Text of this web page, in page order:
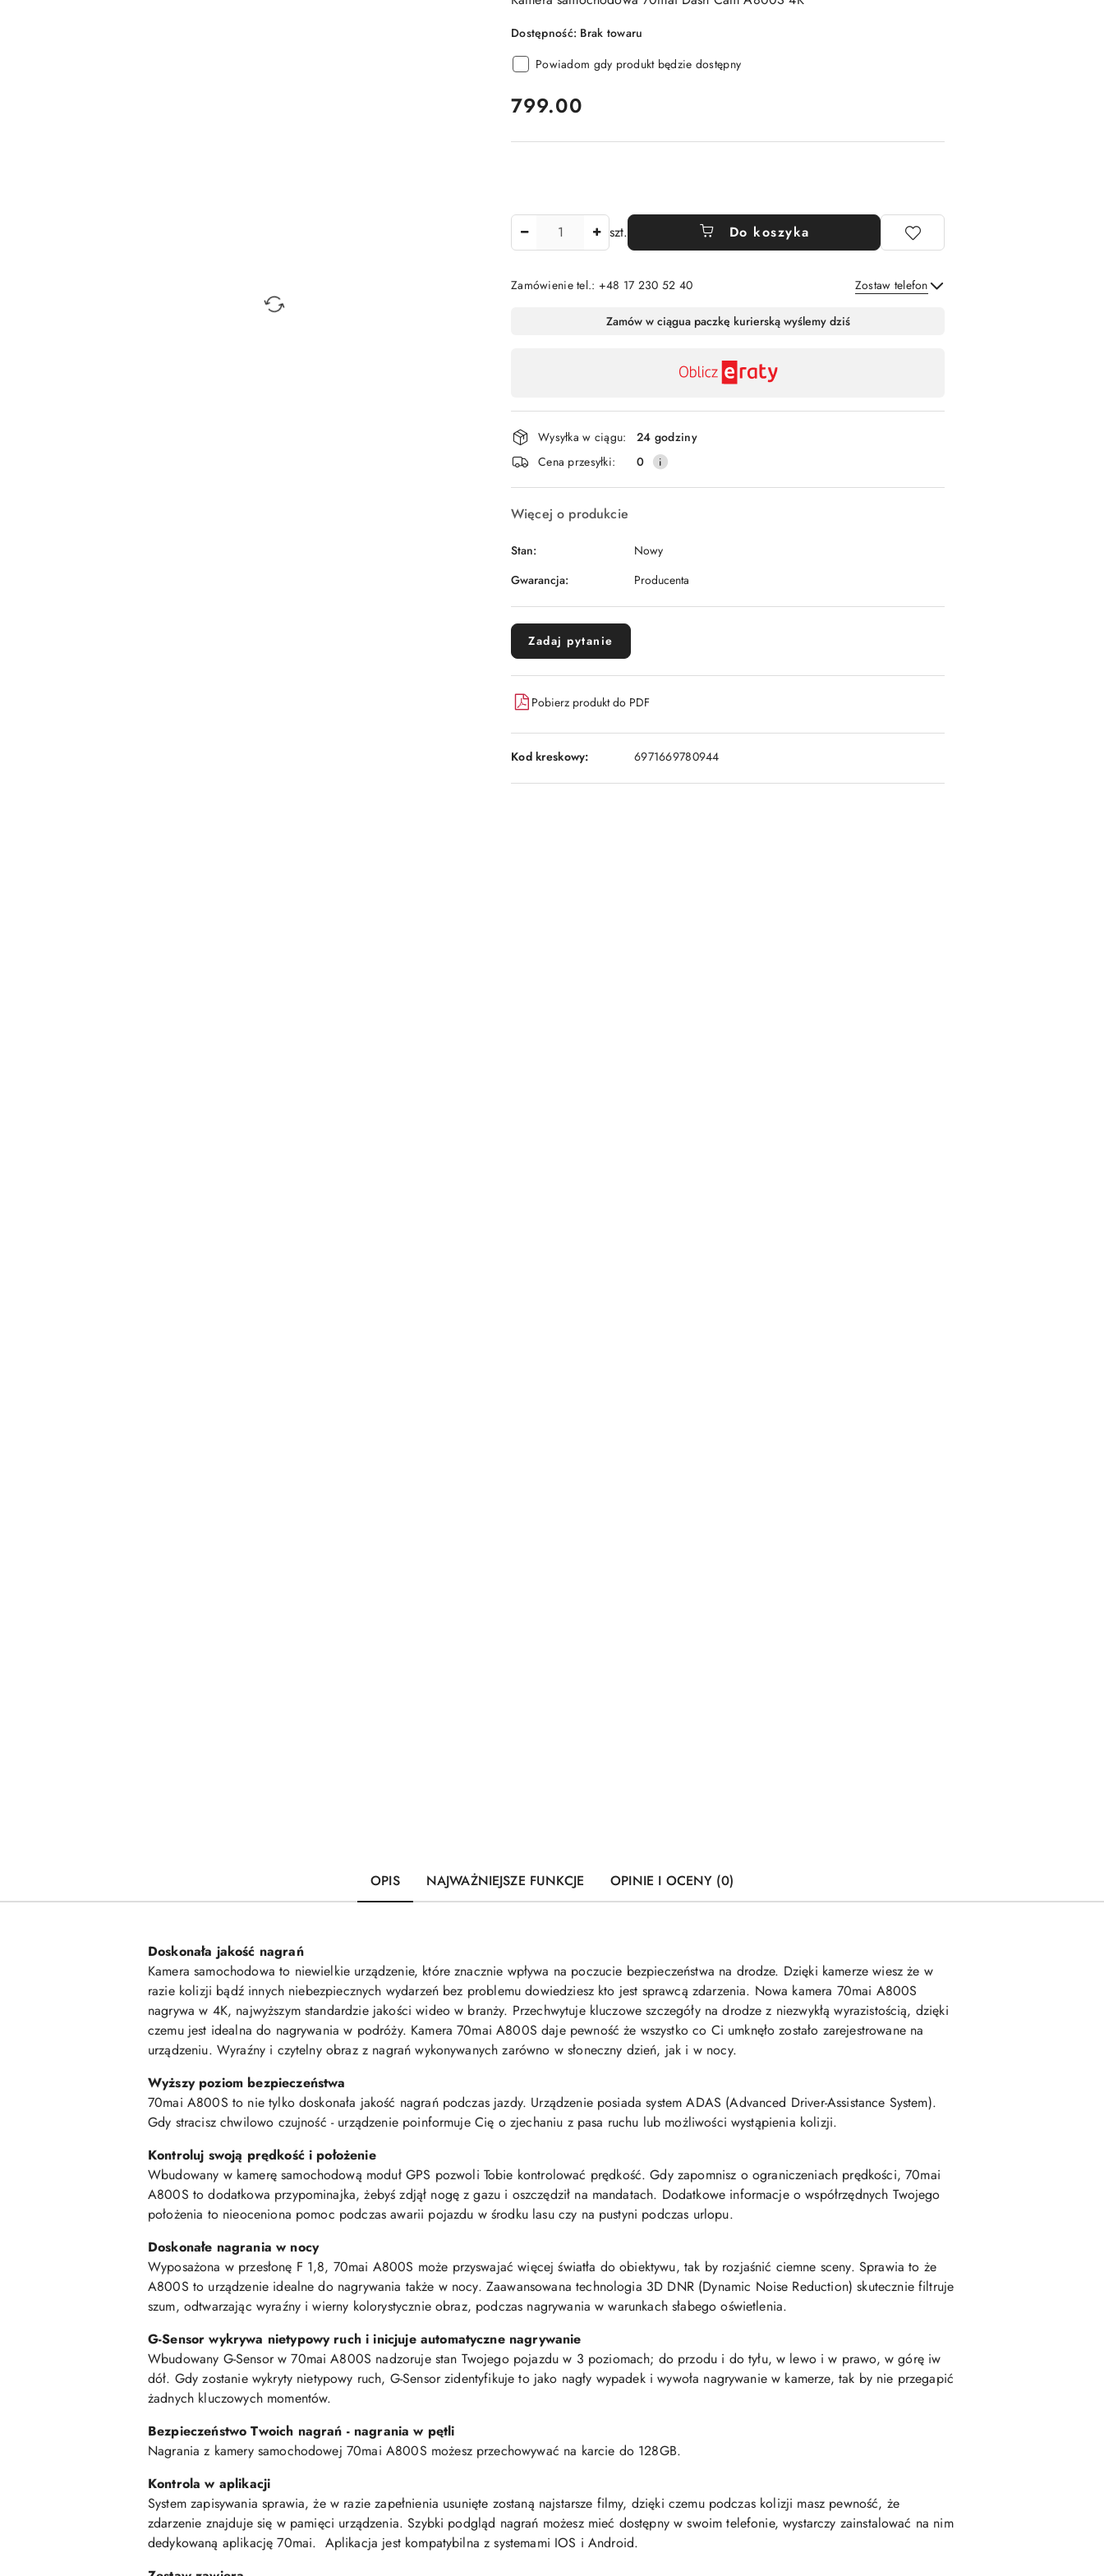
Dostępność: Brak towaru
Powiadom gdy produkt będzie dostępny
cena:
799.00
szt. Do koszyka
Zamówienie tel.: +48 17 230 52 40 Zostaw telefon
Dostępność
i
dostawa
Zamów w ciągua paczkę kurierską wyślemy dziś
Wysyłka w ciągu:
24 godziny
Cena przesyłki:
0
Więcej o produkcie
Stan:
Nowy
Gwarancja:
Producenta
Zadaj pytanie
Pobierz produkt do PDF
Kod kreskowy: 6971669780944
OPIS NAJWAŻNIEJSZE FUNKCJE OPINIE I OCENY (0)
Doskonała jakość nagrań
Kamera samochodowa to niewielkie urządzenie, które znacznie wpływa na poczucie bezpieczeństwa na drodze. Dzięki kamerze wiesz że w
razie kolizji bądź innych niebezpiecznych wydarzeń bez problemu dowiedziesz kto jest sprawcą zdarzenia. Nowa kamera 70mai A800S
nagrywa w 4K, najwyższym standardzie jakości wideo w branży. Przechwytuje kluczowe szczegóły na drodze z niezwykłą wyrazistością, dzięki
czemu jest idealna do nagrywania w podróży. Kamera 70mai A800S daje pewność że wszystko co Ci umknęło zostało zarejestrowane na
urządzeniu. Wyraźny i czytelny obraz z nagrań wykonywanych zarówno w słoneczny dzień, jak i w nocy.
Wyższy poziom bezpieczeństwa
70mai A800S to nie tylko doskonała jakość nagrań podczas jazdy. Urządzenie posiada system ADAS (Advanced Driver-Assistance System).
Gdy stracisz chwilowo czujność - urządzenie poinformuje Cię o zjechaniu z pasa ruchu lub możliwości wystąpienia kolizji.
Kontroluj swoją prędkość i położenie
Wbudowany w kamerę samochodową moduł GPS pozwoli Tobie kontrolować prędkość. Gdy zapomnisz o ograniczeniach prędkości, 70mai
A800S to dodatkowa przypominajka, żebyś zdjął nogę z gazu i oszczędził na mandatach. Dodatkowe informacje o współrzędnych Twojego
położenia to nieoceniona pomoc podczas awarii pojazdu w środku lasu czy na pustyni podczas urlopu.
Doskonałe nagrania w nocy
Wyposażona w przesłonę F 1,8, 70mai A800S może przyswajać więcej światła do obiektywu, tak by rozjaśnić ciemne sceny. Sprawia to że
A800S to urządzenie idealne do nagrywania także w nocy. Zaawansowana technologia 3D DNR (Dynamic Noise Reduction) skutecznie filtruje
szum, odtwarzając wyraźny i wierny kolorystycznie obraz, podczas nagrywania w warunkach słabego oświetlenia.
G-Sensor wykrywa nietypowy ruch i inicjuje automatyczne nagrywanie
Wbudowany G-Sensor w 70mai A800S nadzoruje stan Twojego pojazdu w 3 poziomach; do przodu i do tyłu, w lewo i w prawo, w górę iw
dół. Gdy zostanie wykryty nietypowy ruch, G-Sensor zidentyfikuje to jako nagły wypadek i wywoła nagrywanie w kamerze, tak by nie przegapić
żadnych kluczowych momentów.
Bezpieczeństwo Twoich nagrań - nagrania w pętli
Nagrania z kamery samochodowej 70mai A800S możesz przechowywać na karcie do 128GB.
Kontrola w aplikacji
System zapisywania sprawia, że w razie zapełnienia usunięte zostaną najstarsze filmy, dzięki czemu podczas kolizji masz pewność, że
zdarzenie znajduje się w pamięci urządzenia. Szybki podgląd nagrań możesz mieć dostępny w swoim telefonie, wystarczy zainstalować na nim
dedykowaną aplikację 70mai. Aplikacja jest kompatybilna z systemami IOS i Android.